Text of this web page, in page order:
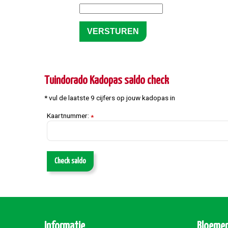
Tuindorado Kadopas saldo check
* vul de laatste 9 cijfers op jouw kadopas in
Kaartnummer: *
Check saldo